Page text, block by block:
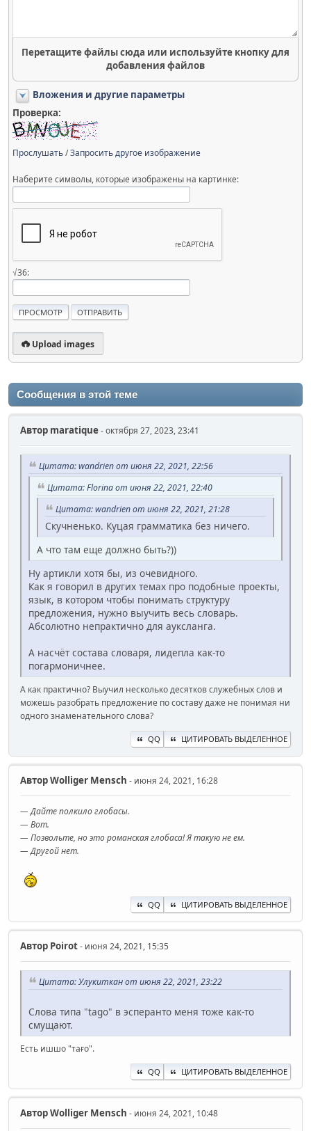
Перетащите файлы сюда или используйте кнопку для
добавления файлов
Вложения и другие параметры
Проверка:
Прослушать/Запросить другое изображение
Наберите символы, которые изображены на картинке:
√36:
Upload images
Сообщения в этой теме
Автор maratique- октября 27, 2023, 23:41
Цитата: wandrien от июня 22, 2021, 22:56
Цитата: Florina от июня 22, 2021, 22:40
Цитата: wandrien от июня 22, 2021, 21:28
Скучненько. Куцая грамматика без ничего.
А что там еще должно быть?))
Ну артикли хотя бы, из очевидного.
Как я говорил в других темах про подобные проекты,
язык, в котором чтобы понимать структуру
предложения, нужно выучить весь словарь.
Абсолютно непрактично для ауксланга.
А насчёт состава словаря, лидепла как-то
погармоничнее.
А как практично? Выучил несколько десятков служебных слов и
можешь разобрать предложение по составу даже не понимая ни
одного знаменательного слова?
QQ ЦИТИРОВАТЬ ВЫДЕЛЕННОЕ
АвторWolliger Mensch - июня 24, 2021, 16:28
— Дайте полкило глобасы.
— Вот.
— Позвольте, но это романская глобаса! Я такую не ем.
— Другой нет.
QQ ЦИТИРОВАТЬ ВЫДЕЛЕННОЕ
Автор Poirot- июня 24, 2021, 15:35
Цитата: Улукиткан от июня 22, 2021, 23:22
Слова типа "tago" в эсперанто меня тоже как-то
смущают.
Есть ишшо "тағо".
QQ ЦИТИРОВАТЬ ВЫДЕЛЕННОЕ
АвторWolliger Mensch - июня 24, 2021, 10:48